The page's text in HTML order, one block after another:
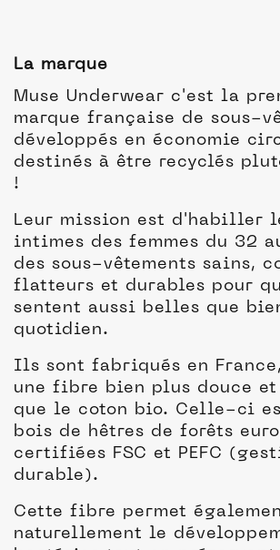
La marque
Muse Underwear c'est la
marque française de sous-
développés en économie
destinés à être recyclés
!
Leur mission est d'habiller
intimes des femmes du 32
des sous-vêtements sains,
flatteurs et durables pour
sentent aussi belles que
quotidien.
Ils sont fabriqués en
une fibre bien plus douce
que le coton bio. Celle-ci
bois de hêtres de forêts
certifiées FSC et PEFC
durable).
Cette fibre permet
naturellement le